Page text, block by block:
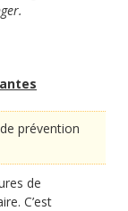
prévention
de
C’est